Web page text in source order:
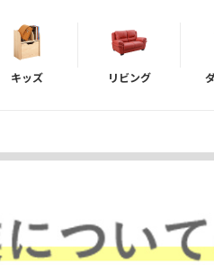
キッズ リビング